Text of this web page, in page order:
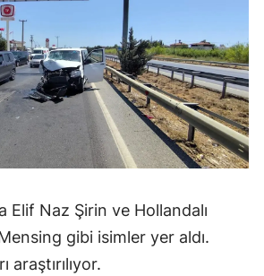
Elif Naz Şirin ve Hollandalı
gibi isimler yer aldı.
araştırılıyor.